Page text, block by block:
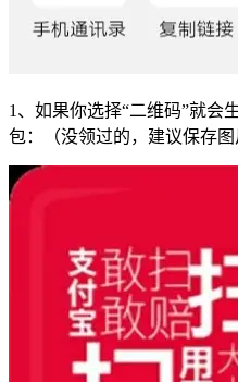
1、如果你选择“二维码”就会
包：（没领过的，建议保存图